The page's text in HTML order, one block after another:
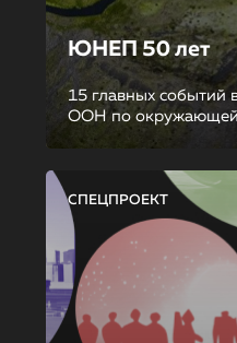
ЮНЕП 50 лет
15 главных событий
ООН по окружающей
СПЕЦПРОЕКТ